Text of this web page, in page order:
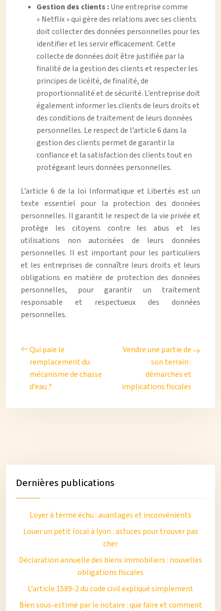
Gestion des clients :Une entreprise comme
« Netflix » qui gère des relations avec ses clients
doit collecter des données personnelles pour les
identifier et les servir efficacement. Cette
collecte de données doit être justifiée par la
finalité de la gestion des clients et respecter les
principes de licéité, de finalité, de
proportionnalité et de sécurité. L’entreprise doit
également informer les clients de leurs droits et
des conditions de traitement de leurs données
personnelles. Le respect de l’article 6 dans la
gestion des clients permet de garantir la
confiance et la satisfaction des clients tout en
protégeant leurs données personnelles.
L’article 6 de la loi Informatique et Libertés est un
texte essentiel pour la protection des données
personnelles. Il garantit le respect de la vie privée et
protège les citoyens contre les abus et les
utilisations non autorisées de leurs données
personnelles. Il est important pour les particuliers
et les entreprises de connaître leurs droits et leurs
obligations en matière de protection des données
personnelles, pour garantir un traitement
responsable et respectueux des données
personnelles.
Qui paie le
remplacement du
mécanisme de chasse
d’eau ?
Vendre une partie de
son terrain :
démarches et
implications fiscales
Dernières publications
Loyer à terme échu : avantages et inconvénients
Louer un petit local à lyon : astuces pour trouver pas
cher
Déclaration annuelle des biens immobiliers : nouvelles
obligations fiscales
L’article 1589-2 du code civil expliqué simplement
Bien sous-estimé par le notaire : que faire et comment